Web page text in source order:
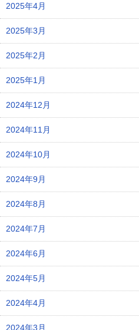
2025年4月
2025年3月
2025年2月
2025年1月
2024年12月
2024年11月
2024年10月
2024年9月
2024年8月
2024年7月
2024年6月
2024年5月
2024年4月
2024年3月